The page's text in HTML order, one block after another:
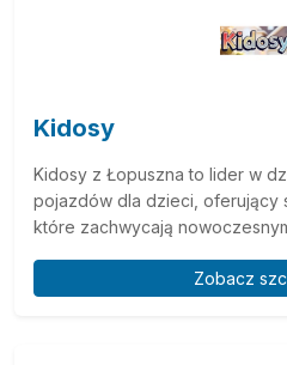
Kidosy
Kidosy z Łopuszna to lider w
pojazdów dla dzieci, oferujący
które zachwycają
Zobacz